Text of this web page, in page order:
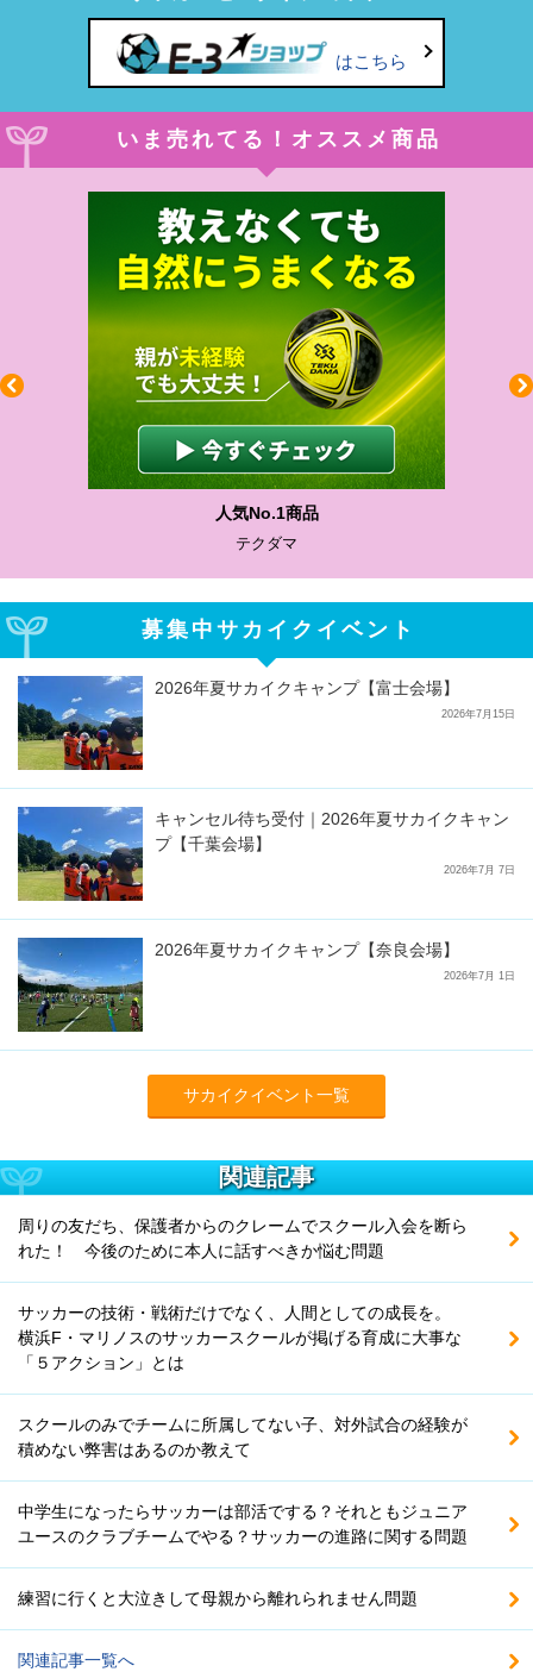
はこちら
いま売れてる！オススメ商品
人気No.1商品
テクダマ
募集中サカイクイベント
2026年夏サカイクキャンプ【富士会場】
2026年7月15日
キャンセル待ち受付｜2026年夏サカイクキャン
プ【千葉会場】
2026年7月 7日
2026年夏サカイクキャンプ【奈良会場】
2026年7月 1日
サカイクイベント一覧
関連記事
周りの友だち、保護者からのクレームでスクール入会を断ら
れた！ 今後のために本人に話すべきか悩む問題
サッカーの技術・戦術だけでなく、人間としての成長を。
横浜F・マリノスのサッカースクールが掲げる育成に大事な
「５アクション」とは
スクールのみでチームに所属してない子、対外試合の経験が
積めない弊害はあるのか教えて
中学生になったらサッカーは部活でする？それともジュニア
ユースのクラブチームでやる？サッカーの進路に関する問題
練習に行くと大泣きして母親から離れられません問題
関連記事一覧へ